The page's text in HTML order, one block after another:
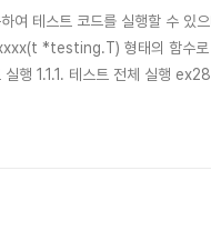
테스트 코드를 실행할 수 있
*testing.T) 형태의 함수로
1.1.1. 테스트 전체 실행